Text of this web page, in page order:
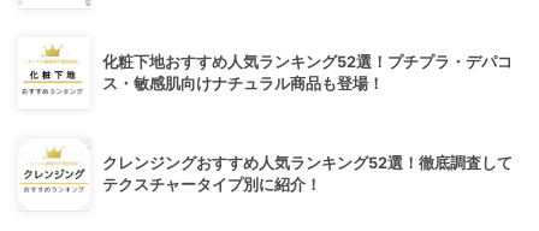
化粧下地おすすめ人気ランキング52選！プチプラ・デパコ
ス・敏感肌向けナチュラル商品も登場！
クレンジングおすすめ人気ランキング52選！徹底調査して
テクスチャータイプ別に紹介！